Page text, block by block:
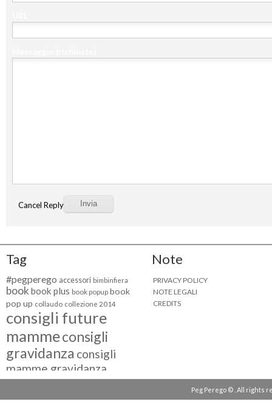
Cancel Reply
Tag
#pegperego accessori bimbinfiera
book book plus book popup book
pop up collaudo collezione 2014
consigli future
mammeconsigli
gravidanza consigli
mamme gravidanza
consigli maternità
eventi peg perego
Note
PRIVACY POLICY
NOTE LEGALI
CREDITS
Peg Perego © . All rights